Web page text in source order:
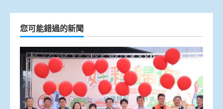
您可能錯過的新聞